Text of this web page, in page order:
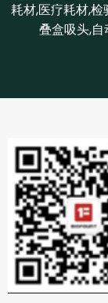
耗材,医疗耗材,
叠盒吸头,